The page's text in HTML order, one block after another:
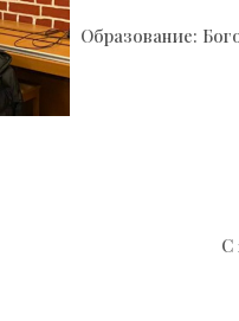
Образование:
С